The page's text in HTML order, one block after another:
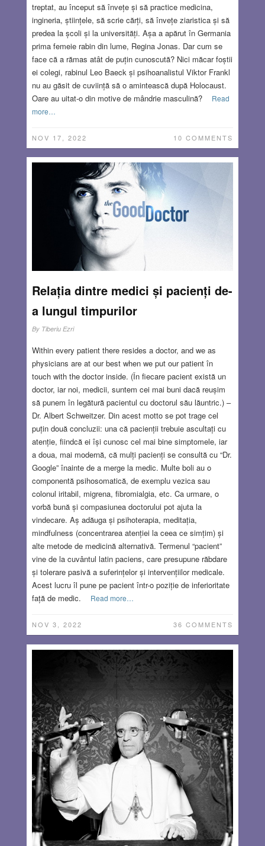
treptat, au început să învețe și să practice medicina,
ingineria, științele, să scrie cărți, să învețe ziaristica și să
predea la școli și la universități. Așa a apărut în Germania
prima femeie rabin din lume, Regina Jonas. Dar cum se
face că a rămas atât de puțin cunoscută? Nici măcar foștii
ei colegi, rabinul Leo Baeck și psihoanalistul Viktor Frankl
nu au găsit de cuviință să o amintească după Holocaust.
Oare au uitat-o din motive de mândrie masculină?
Read
more…
NOV 17, 2022 10 COMMENTS
Relația dintre medici și pacienți de-
a lungul timpurilor
By Tiberiu Ezri
Within every patient there resides a doctor, and we as
physicians are at our best when we put our patient în
touch with the doctor inside. (În fiecare pacient există un
doctor, iar noi, medicii, suntem cei mai buni dacă reușim
să punem în legătură pacientul cu doctorul său lăuntric.) –
Dr. Albert Schweitzer. Din acest motto se pot trage cel
puțin două concluzii: una că pacienții trebuie ascultați cu
atenție, fiindcă ei își cunosc cel mai bine simptomele, iar
a doua, mai modernă, că mulți pacienți se consultă cu “Dr.
Google” înainte de a merge la medic. Multe boli au o
componentă psihosomatică, de exemplu vezica sau
colonul iritabil, migrena, fibromialgia, etc. Ca urmare, o
vorbă bună și compasiunea doctorului pot ajuta la
vindecare. Aș adăuga și psihoterapia, meditația,
mindfulness (concentrarea atenției la ceea ce simțim) și
alte metode de medicină alternativă. Termenul “pacient”
vine de la cuvântul latin paciens, care presupune răbdare
și tolerare pasivă a suferințelor și intervențiilor medicale.
Acest lucru îl pune pe pacient într-o poziție de inferioritate
față de medic.
Read more…
NOV 3, 2022 36 COMMENTS